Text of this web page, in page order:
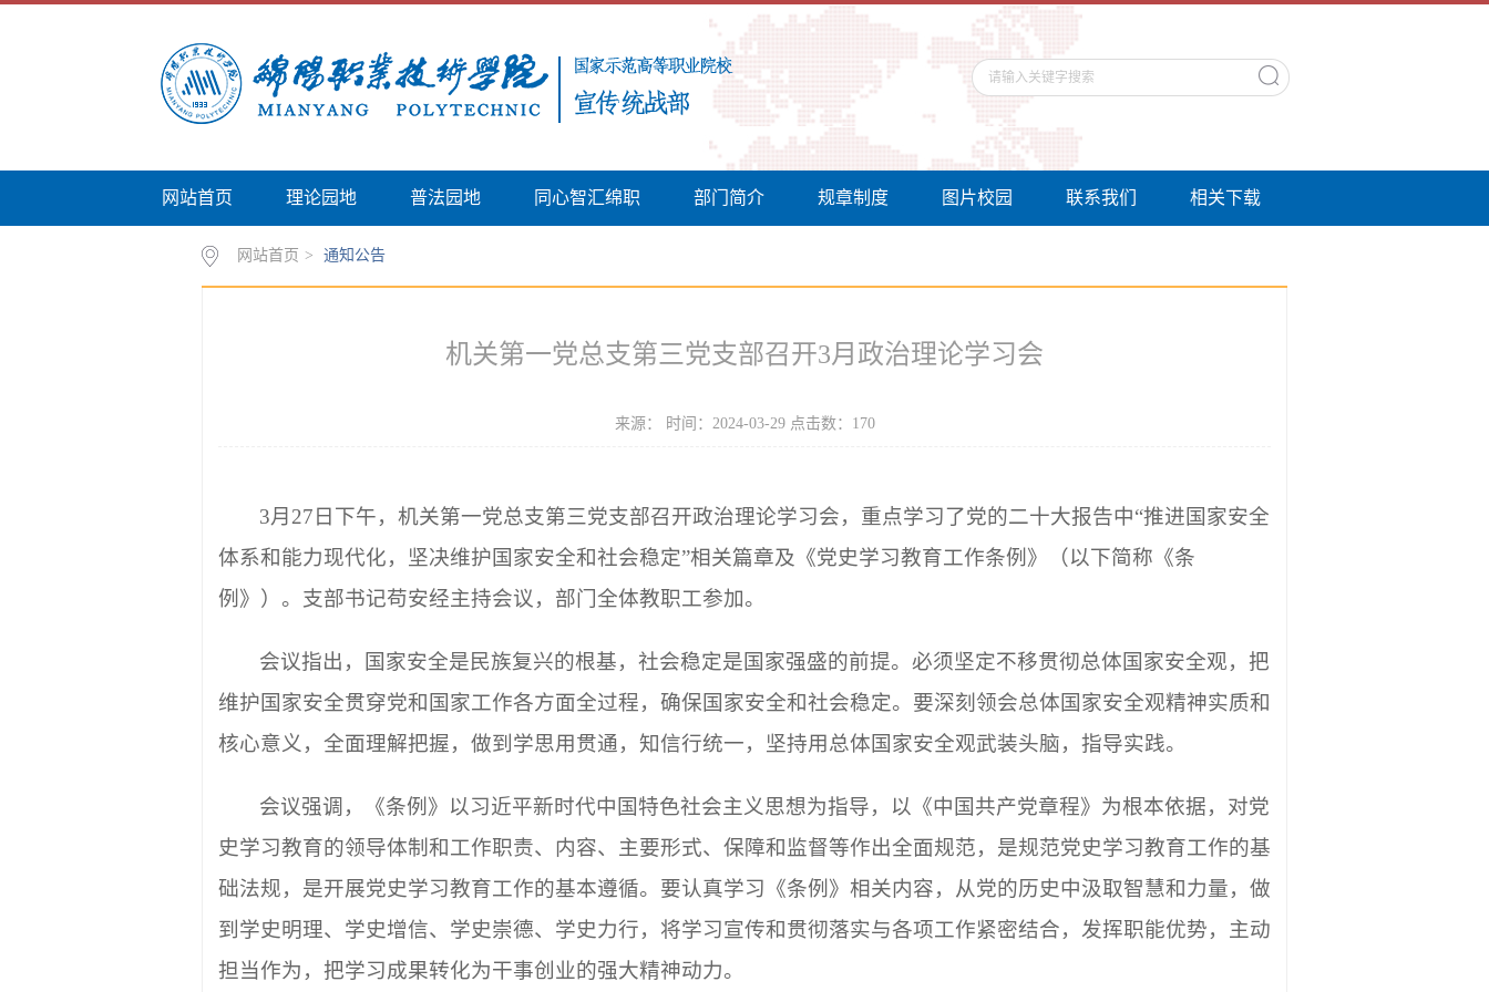
网站首页 理论园地 普法园地 同心智汇绵职 部门简介 规章制度 图片校园 联系我们 相关下载
网站首页 > 通知公告
机关第一党总支第三党支部召开3月政治理论学习会
来源： 时间：2024-03-29 点击数： 170
3月27日下午，机关第一党总支第三党支部召开政治理论学习会，重点学习了党的二十大报告中“推进国家安全
体系和能力现代化，坚决维护国家安全和社会稳定”相关篇章及《党史学习教育工作条例》（以下简称《条
例》）。支部书记苟安经主持会议，部门全体教职工参加。
会议指出，国家安全是民族复兴的根基，社会稳定是国家强盛的前提。必须坚定不移贯彻总体国家安全观，把
维护国家安全贯穿党和国家工作各方面全过程，确保国家安全和社会稳定。要深刻领会总体国家安全观精神实质和
核心意义，全面理解把握，做到学思用贯通，知信行统一，坚持用总体国家安全观武装头脑，指导实践。
会议强调，《条例》以习近平新时代中国特色社会主义思想为指导，以《中国共产党章程》为根本依据，对党
史学习教育的领导体制和工作职责、内容、主要形式、保障和监督等作出全面规范，是规范党史学习教育工作的基
础法规，是开展党史学习教育工作的基本遵循。要认真学习《条例》相关内容，从党的历史中汲取智慧和力量，做
到学史明理、学史增信、学史崇德、学史力行，将学习宣传和贯彻落实与各项工作紧密结合，发挥职能优势，主动
担当作为，把学习成果转化为干事创业的强大精神动力。